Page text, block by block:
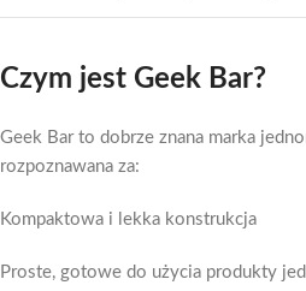
Czym jest Geek Bar?
Geek Bar to dobrze znana marka
rozpoznawana za:
Kompaktowa i lekka konstrukcja
Proste, gotowe do użycia produkty